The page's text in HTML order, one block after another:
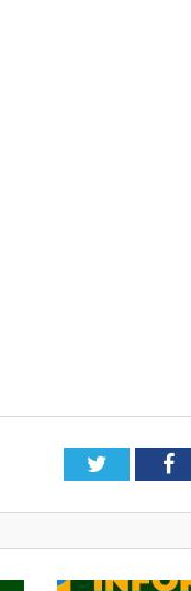
Twitter